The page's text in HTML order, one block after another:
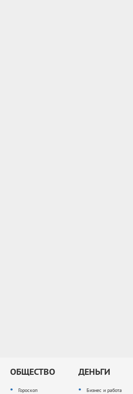
ОБЩЕСТВО
Гороскоп
ДЕНЬГИ
Бизнес и работа